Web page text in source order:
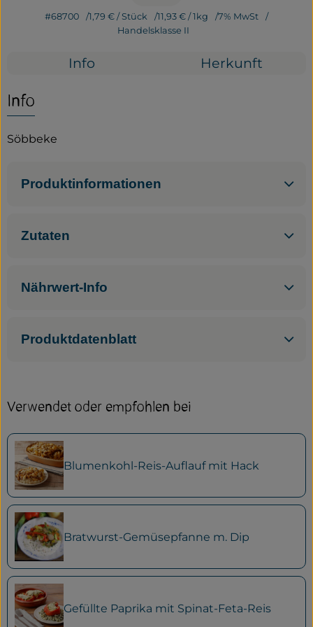
Neues vom Hof
#68700 1,79 € / Stück 11,93 € / 1kg
7% MwSt
Handelsklasse II
Info Herkunft
Info
Söbbeke
Produktinformationen
Zutaten
Nährwert-Info
Produktdatenblatt
Verwendet oder empfohlen bei
Blumenkohl-Reis-Auflauf mit Hack
Bratwurst-Gemüsepfanne m. Dip
Gefüllte Paprika mit Spinat-Feta-Reis